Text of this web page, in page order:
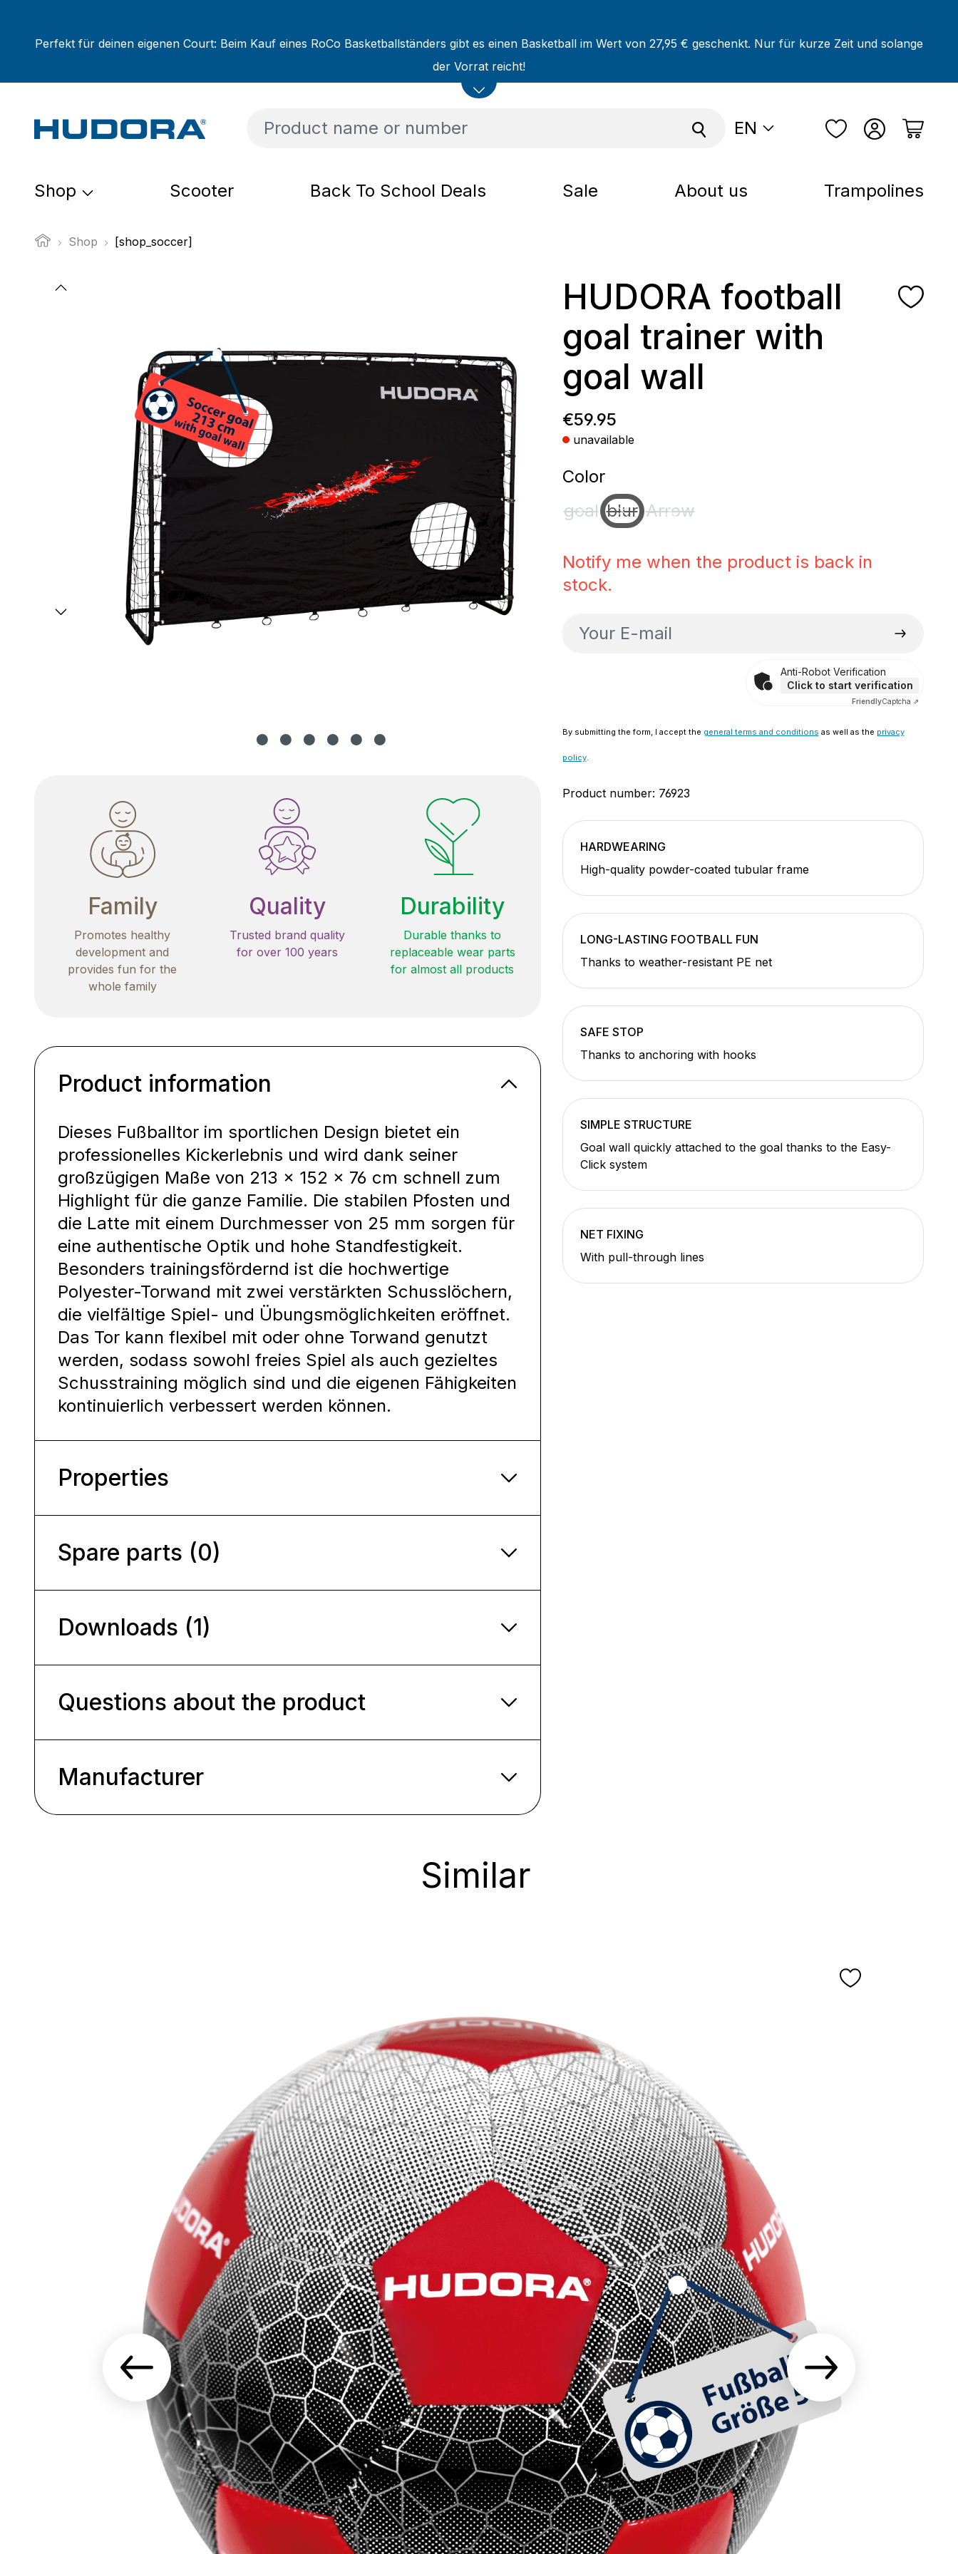
Perfekt für deinen eigenen Court: Beim Kauf eines RoCo Basketballständers gibt es einen Basketball im Wert von 27,95 € geschenkt. Nur für kurze Zeit und solange
der Vorrat reicht!
EN
Shop Scooter Back To School Deals Sale About us Trampolines
Shop [shop_soccer]
Skip image gallery
Family
Promotes healthy
development and
provides fun for the
whole family
Quality
Trusted brand quality
for over 100 years
Durability
Durable thanks to
replaceable wear parts
for almost all products
HUDORA football
goal trainer with
goal wall
Regular price:
€59.95
unavailable
Select
Color
goal(This option is currently unavailable.)
blur(This option is currently unavailable.)
Arrow(This option is currently unavailable.)
Notify me when the product is back in
stock.
Your E-mail
Anti-Robot Verification
Click to start verification
FriendlyCaptcha ⇗
By submitting the form, I accept the general terms and conditions as well as the privacy
policy.
Product number: 76923
HARDWEARING
High-quality powder-coated tubular frame
LONG-LASTING FOOTBALL FUN
Thanks to weather-resistant PE net
SAFE STOP
Thanks to anchoring with hooks
SIMPLE STRUCTURE
Goal wall quickly attached to the goal thanks to the Easy-
Click system
NET FIXING
With pull-through lines
Product information
Dieses Fußballtor im sportlichen Design bietet ein
professionelles Kickerlebnis und wird dank seiner
großzügigen Maße von 213 × 152 × 76 cm schnell zum
Highlight für die ganze Familie. Die stabilen Pfosten und
die Latte mit einem Durchmesser von 25 mm sorgen für
eine authentische Optik und hohe Standfestigkeit.
Besonders trainingsfördernd ist die hochwertige
Polyester-Torwand mit zwei verstärkten Schusslöchern,
die vielfältige Spiel- und Übungsmöglichkeiten eröffnet.
Das Tor kann flexibel mit oder ohne Torwand genutzt
werden, sodass sowohl freies Spiel als auch gezieltes
Schusstraining möglich sind und die eigenen Fähigkeiten
kontinuierlich verbessert werden können.
Properties
Spare parts (0)
Downloads (1)
Questions about the product
Manufacturer
Similar